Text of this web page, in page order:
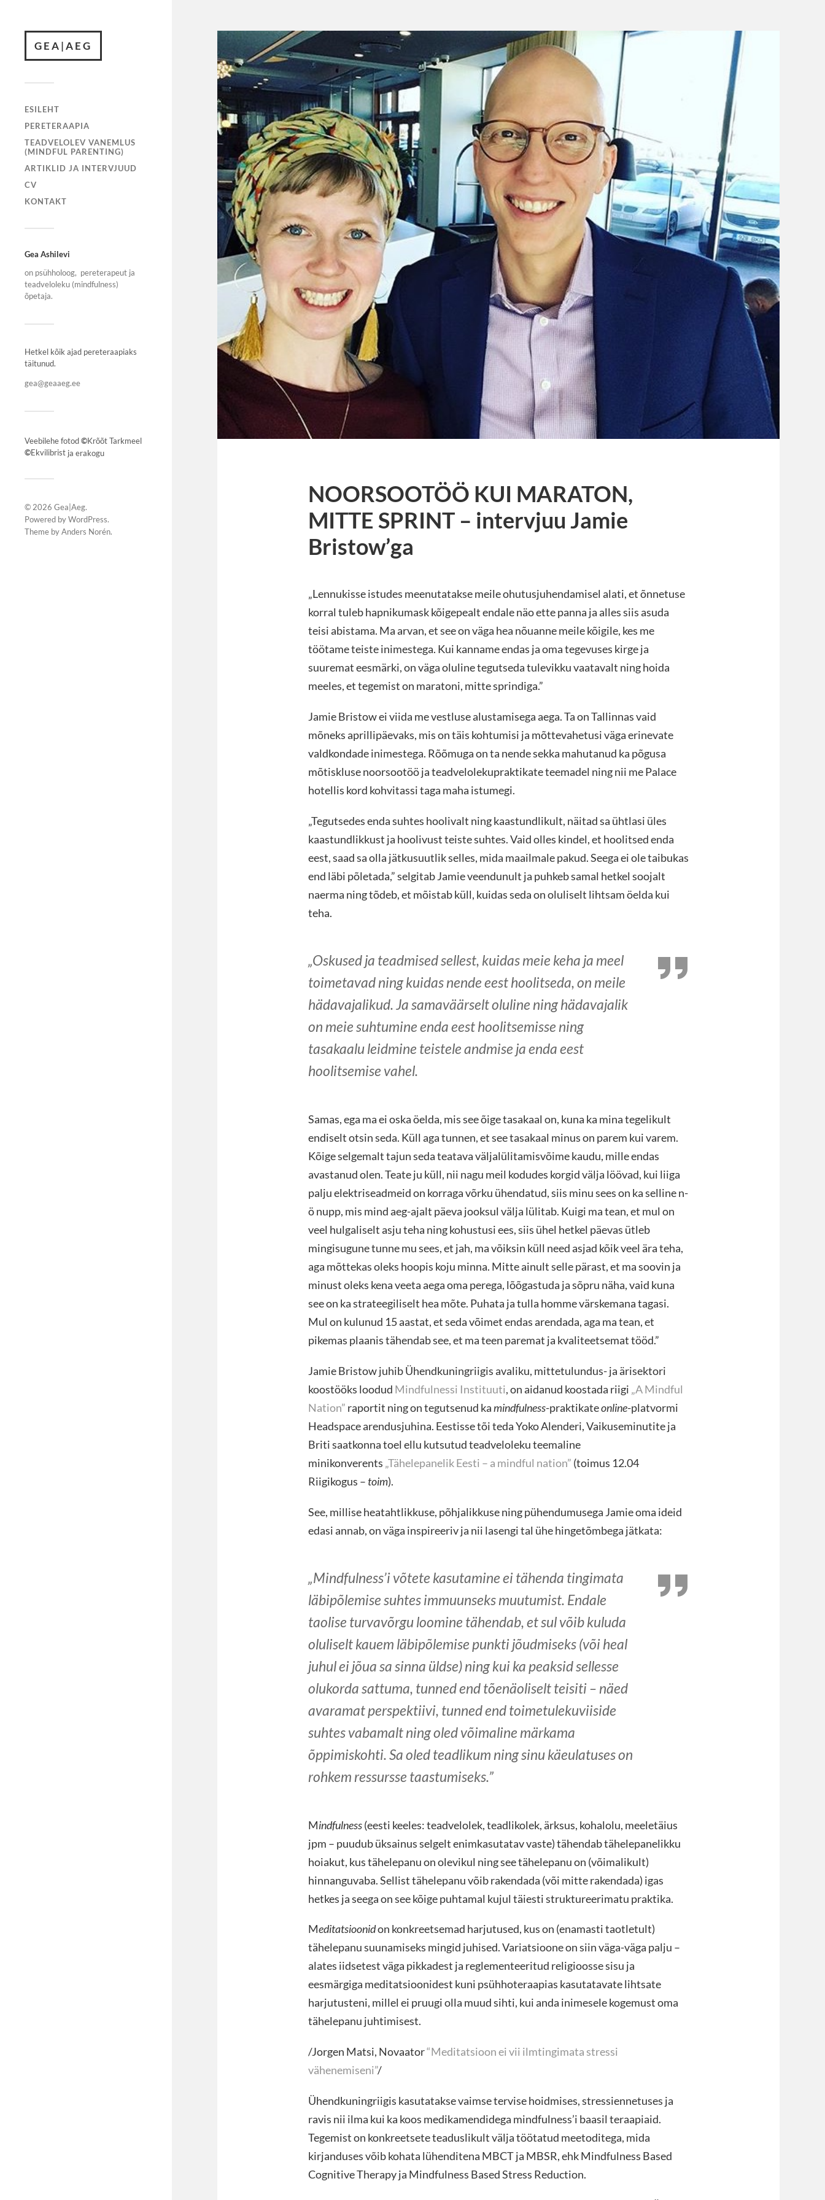
GEA|AEG
ESILEHT
PERETERAAPIA
TEADVELOLEV VANEMLUS
(MINDFUL PARENTING)
ARTIKLID JA INTERVJUUD
CV
KONTAKT
Gea Ashilevi
on psühholoog, pereterapeut ja
teadveloleku (mindfulness)
õpetaja.
Hetkel kõik ajad pereteraapiaks
täitunud.
gea@geaaeg.ee
Veebilehe fotod©Krõõt Tarkmeel
©Ekvilibrist ja erakogu
© 2026 Gea|Aeg.
Powered byWordPress.
Theme byAnders Norén.
NOORSOOTÖÖ KUI MARATON,
MITTE SPRINT – intervjuu Jamie
Bristow’ga
„Lennukisse istudes meenutatakse meile ohutusjuhendamisel alati, et õnnetuse
korral tuleb hapnikumask kõigepealt endale näo ette panna ja alles siis asuda
teisi abistama. Ma arvan, et see on väga hea nõuanne meile kõigile, kes me
töötame teiste inimestega. Kui kanname endas ja oma tegevuses kirge ja
suuremat eesmärki, on väga oluline tegutseda tulevikku vaatavalt ning hoida
meeles, et tegemist on maratoni, mitte sprindiga.”
Jamie Bristow ei viida me vestluse alustamisega aega. Ta on Tallinnas vaid
mõneks aprillipäevaks, mis on täis kohtumisi ja mõttevahetusi väga erinevate
valdkondade inimestega. Rõõmuga on ta nende sekka mahutanud ka põgusa
mõtiskluse noorsootöö ja teadvelolekupraktikate teemadel ning nii me Palace
hotellis kord kohvitassi taga maha istumegi.
„Tegutsedes enda suhtes hoolivalt ning kaastundlikult, näitad sa ühtlasi üles
kaastundlikkust ja hoolivust teiste suhtes. Vaid olles kindel, et hoolitsed enda
eest, saad sa olla jätkusuutlik selles, mida maailmale pakud. Seega ei ole taibukas
end läbi põletada,” selgitab Jamie veendunult ja puhkeb samal hetkel soojalt
naerma ning tõdeb, et mõistab küll, kuidas seda on oluliselt lihtsam öelda kui
teha.
„Oskused ja teadmised sellest, kuidas meie keha ja meel
toimetavad ning kuidas nende eest hoolitseda, on meile
hädavajalikud. Ja samaväärselt oluline ning hädavajalik
on meie suhtumine enda eest hoolitsemisse ning
tasakaalu leidmine teistele andmise ja enda eest
hoolitsemise vahel.
Samas, ega ma ei oska öelda, mis see õige tasakaal on, kuna ka mina tegelikult
endiselt otsin seda. Küll aga tunnen, et see tasakaal minus on parem kui varem.
Kõige selgemalt tajun seda teatava väljalülitamisvõime kaudu, mille endas
avastanud olen. Teate ju küll, nii nagu meil kodudes korgid välja löövad, kui liiga
palju elektriseadmeid on korraga võrku ühendatud, siis minu sees on ka selline n-
ö nupp, mis mind aeg-ajalt päeva jooksul välja lülitab. Kuigi ma tean, et mul on
veel hulgaliselt asju teha ning kohustusi ees, siis ühel hetkel päevas ütleb
mingisugune tunne mu sees, et jah, ma võiksin küll need asjad kõik veel ära teha,
aga mõttekas oleks hoopis koju minna. Mitte ainult selle pärast, et ma soovin ja
minust oleks kena veeta aega oma perega, lõõgastuda ja sõpru näha, vaid kuna
see on ka strateegiliselt hea mõte. Puhata ja tulla homme värskemana tagasi.
Mul on kulunud 15 aastat, et seda võimet endas arendada, aga ma tean, et
pikemas plaanis tähendab see, et ma teen paremat ja kvaliteetsemat tööd.”
Jamie Bristow juhib Ühendkuningriigis avaliku, mittetulundus- ja ärisektori
koostööks loodud Mindfulnessi Instituuti, on aidanud koostada riigi „A Mindful
Nation” raportit ning on tegutsenud kamindfulness-praktikateonline-platvormi
Headspace arendusjuhina. Eestisse tõi teda Yoko Alenderi, Vaikuseminutite ja
Briti saatkonna toel ellu kutsutud teadveloleku teemaline
minikonverents „Tähelepanelik Eesti – a mindful nation” (toimus 12.04
Riigikogus – toim).
See, millise heatahtlikkuse, põhjalikkuse ning pühendumusega Jamie oma ideid
edasi annab, on väga inspireeriv ja nii lasengi tal ühe hingetõmbega jätkata:
„Mindfulness’i võtete kasutamine ei tähenda tingimata
läbipõlemise suhtes immuunseks muutumist. Endale
taolise turvavõrgu loomine tähendab, et sul võib kuluda
oluliselt kauem läbipõlemise punkti jõudmiseks (või heal
juhul ei jõua sa sinna üldse) ning kui ka peaksid sellesse
olukorda sattuma, tunned end tõenäoliselt teisiti – näed
avaramat perspektiivi, tunned end toimetulekuviiside
suhtes vabamalt ning oled võimaline märkama
õppimiskohti. Sa oled teadlikum ning sinu käeulatuses on
rohkem ressursse taastumiseks.”
Mindfulness(eesti keeles: teadvelolek, teadlikolek, ärksus, kohalolu, meeletäius
jpm – puudub üksainus selgelt enimkasutatav vaste) tähendab tähelepanelikku
hoiakut, kus tähelepanu on olevikul ning see tähelepanu on (võimalikult)
hinnanguvaba. Sellist tähelepanu võib rakendada (või mitte rakendada) igas
hetkes ja seega on see kõige puhtamal kujul täiesti struktureerimatu praktika.
Meditatsioonidon konkreetsemad harjutused, kus on (enamasti taotletult)
tähelepanu suunamiseks mingid juhised. Variatsioone on siin väga-väga palju –
alates iidsetest väga pikkadest ja reglementeeritud religioosse sisu ja
eesmärgiga meditatsioonidest kuni psühhoteraapias kasutatavate lihtsate
harjutusteni, millel ei pruugi olla muud sihti, kui anda inimesele kogemust oma
tähelepanu juhtimisest.
/Jorgen Matsi, Novaator“Meditatsioon ei vii ilmtingimata stressi
vähenemiseni”/
Ühendkuningriigis kasutatakse vaimse tervise hoidmises, stressiennetuses ja
ravis nii ilma kui ka koos medikamendidega mindfulness’i baasil teraapiaid.
Tegemist on konkreetsete teaduslikult välja töötatud meetoditega, mida
kirjanduses võib kohata lühenditena MBCT ja MBSR, ehk Mindfulness Based
Cognitive Therapy ja Mindfulness Based Stress Reduction.